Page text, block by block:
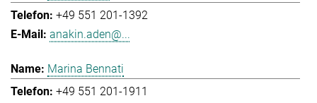
+49 551 201-1392
anakin.aden@...
Marina Bennati
+49 551 201-1911